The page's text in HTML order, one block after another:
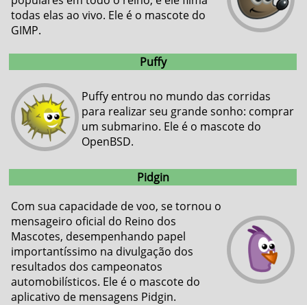
todas elas ao vivo. Ele é o mascote do
GIMP.
Puffy
Puffy entrou no mundo das corridas
para realizar seu grande sonho: comprar
um submarino. Ele é o mascote do
OpenBSD.
Pidgin
Com sua capacidade de voo, se tornou o
mensageiro oficial do Reino dos
Mascotes, desempenhando papel
importantíssimo na divulgação dos
resultados dos campeonatos
automobilísticos. Ele é o mascote do
aplicativo de mensagens Pidgin.